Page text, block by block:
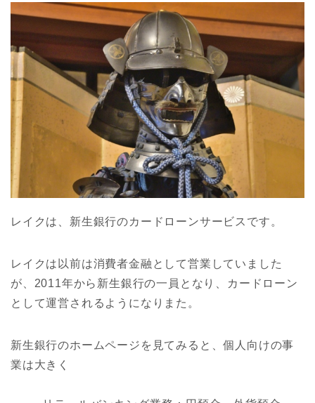
レイクは、新生銀行のカードローンサービスです。
レイクは以前は消費者金融として営業していました
が、2011年から新生銀行の一員となり、カードローン
として運営されるようになりまた。
新生銀行のホームページを見てみると、個人向けの事
業は大きく